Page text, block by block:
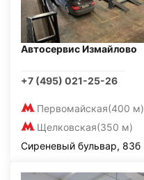
Автосервис Измайлово
+7 (495) 021-25-26
Первомайская(400 м)
Щелковская(350 м)
Сиреневый бульвар, 83б